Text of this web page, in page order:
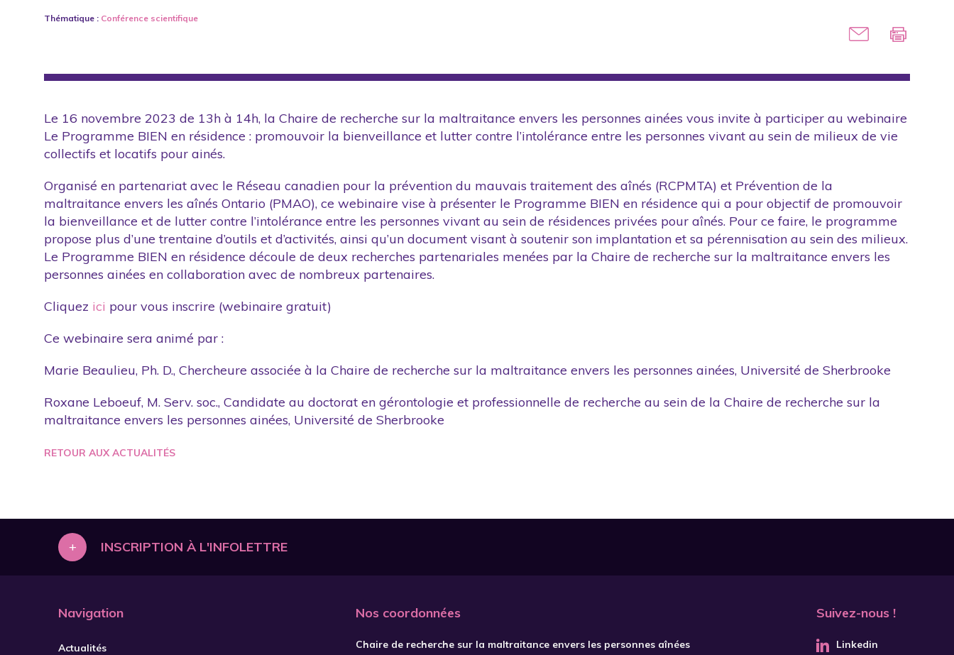
Formation
Intimidation
Loi
Maltraitance sexuelle
Média
Outil
Partenaire
Politique publique
Projet de recherche
Rapport annuel
Site web
Thématique : Conférence scientifique
Le 16 novembre 2023 de 13h à 14h, la Chaire de recherche sur la maltraitance envers les personnes ainées vous invite à participer au webinaire
Le Programme BIEN en résidence : promouvoir la bienveillance et lutter contre l’intolérance entre les personnes vivant au sein de milieux de vie
collectifs et locatifs pour ainés.
Organisé en partenariat avec le Réseau canadien pour la prévention du mauvais traitement des aînés (RCPMTA) et Prévention de la
maltraitance envers les aînés Ontario (PMAO), ce webinaire vise à présenter le Programme BIEN en résidence qui a pour objectif de promouvoir
la bienveillance et de lutter contre l’intolérance entre les personnes vivant au sein de résidences privées pour aînés. Pour ce faire, le programme
propose plus d’une trentaine d’outils et d’activités, ainsi qu’un document visant à soutenir son implantation et sa pérennisation au sein des milieux.
Le Programme BIEN en résidence découle de deux recherches partenariales menées par la Chaire de recherche sur la maltraitance envers les
personnes ainées en collaboration avec de nombreux partenaires.
Cliquez ici pour vous inscrire (webinaire gratuit)
Ce webinaire sera animé par :
Marie Beaulieu, Ph. D., Chercheure associée à la Chaire de recherche sur la maltraitance envers les personnes ainées, Université de Sherbrooke
Roxane Leboeuf, M. Serv. soc., Candidate au doctorat en gérontologie et professionnelle de recherche au sein de la Chaire de recherche sur la
maltraitance envers les personnes ainées, Université de Sherbrooke
RETOUR AUX ACTUALITÉS
+ INSCRIPTION À L'INFOLETTRE
Navigation
Actualités
Nos coordonnées
Chaire de recherche sur la maltraitance envers les personnes aînées
Suivez-nous !
Linkedin